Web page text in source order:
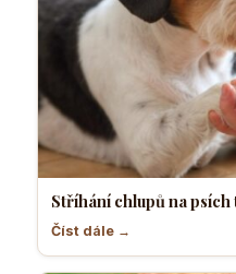
Stříhání chlupů na psích
Číst dále →